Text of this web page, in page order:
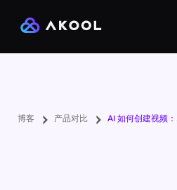
博客 产品对比 AI 如何创建视频